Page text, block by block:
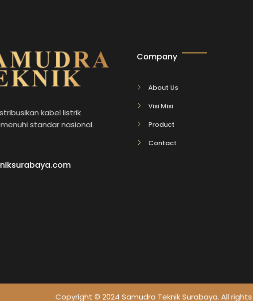
kabel listrik
standar nasional.
Company
About Us
Visi Misi
Product
Contact
Copyright © 2024 Samudra Teknik Surabaya. All